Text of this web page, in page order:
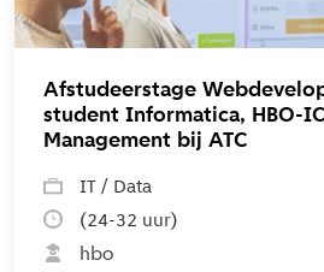
Afstudeerstage
student Informatica, HBO-
Management bij ATC
IT / Data
(24-32 uur)
hbo